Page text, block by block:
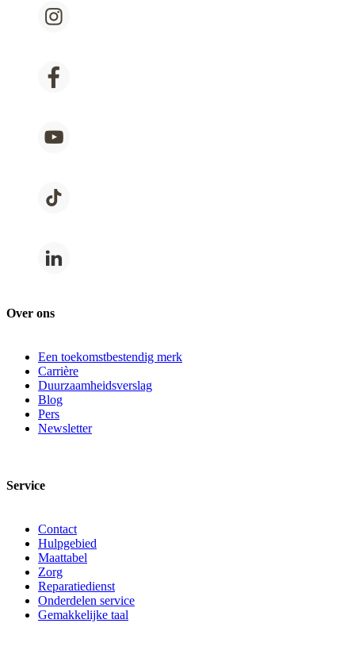
Over ons
Een toekomstbestendig merk
Carrière
Duurzaamheidsverslag
Blog
Pers
Newsletter
Service
Contact
Hulpgebied
Maattabel
Zorg
Reparatiedienst
Onderdelen service
Gemakkelijke taal